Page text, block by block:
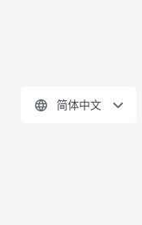
简体中文